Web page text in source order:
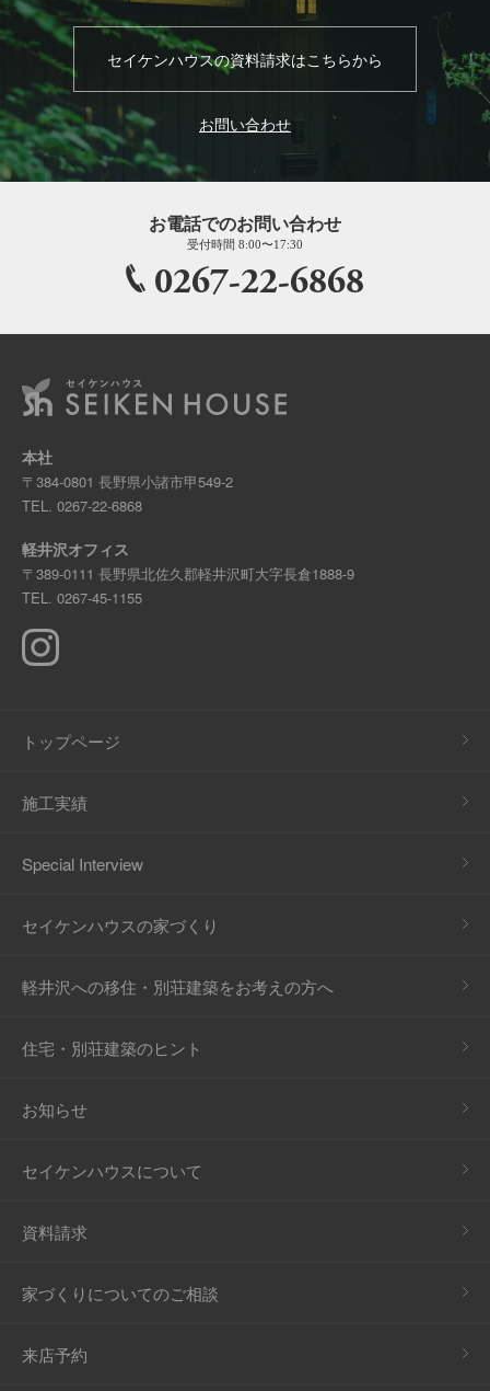
セイケンハウスの資料請求はこちらから
お問い合わせ
お電話でのお問い合わせ
受付時間 8:00〜17:30
0267-22-6868
本社
〒384-0801 長野県小諸市甲549-2
TEL. 0267-22-6868
軽井沢オフィス
〒389-0111 長野県北佐久郡軽井沢町大字長倉1888-9
TEL. 0267-45-1155
トップページ
施工実績
Special Interview
セイケンハウスの家づくり
軽井沢への移住・別荘建築をお考えの方へ
住宅・別荘建築のヒント
お知らせ
セイケンハウスについて
資料請求
家づくりについてのご相談
来店予約